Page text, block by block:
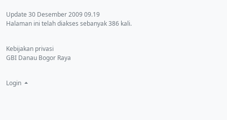
Update 30 Desember 2009 09.19
Halaman ini telah diakses sebanyak 386 kali.
Kebijakan privasi
GBI Danau Bogor Raya
Login